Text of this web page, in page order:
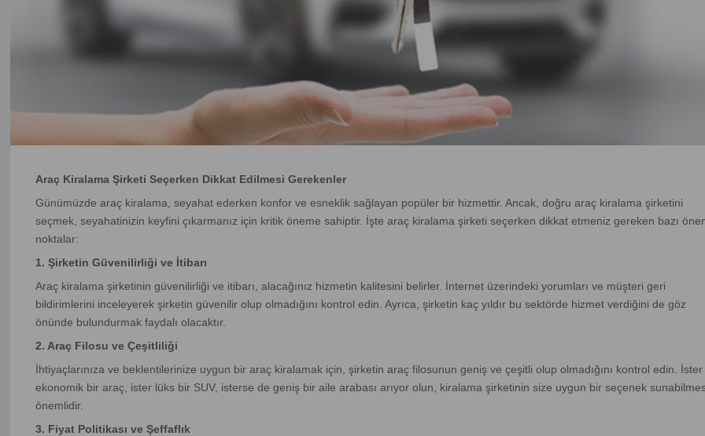
Araç Kiralama Şirketi Seçerken Dikkat Edilmesi Gerekenler
Günümüzde araç kiralama, seyahat ederken konfor ve esneklik sağlayan popüler bir hizmettir. Ancak, doğru araç kiralama şirketini
seçmek, seyahatinizin keyfini çıkarmanız için kritik öneme sahiptir. İşte araç kiralama şirketi seçerken dikkat etmeniz gereken bazı
noktalar:
1. Şirketin Güvenilirliği ve İtibarı
Araç kiralama şirketinin güvenilirliği ve itibarı, alacağınız hizmetin kalitesini belirler. İnternet üzerindeki yorumları ve müşteri geri
bildirimlerini inceleyerek şirketin güvenilir olup olmadığını kontrol edin. Ayrıca, şirketin kaç yıldır bu sektörde hizmet verdiğini de göz
önünde bulundurmak faydalı olacaktır.
2. Araç Filosu ve Çeşitliliği
İhtiyaçlarınıza ve beklentilerinize uygun bir araç kiralamak için, şirketin araç filosunun geniş ve çeşitli olup olmadığını kontrol edin. İster
ekonomik bir araç, ister lüks bir SUV, isterse de geniş bir aile arabası arıyor olun, kiralama şirketinin size uygun bir seçenek
önemlidir.
3. Fiyat Politikası ve Şeffaflık